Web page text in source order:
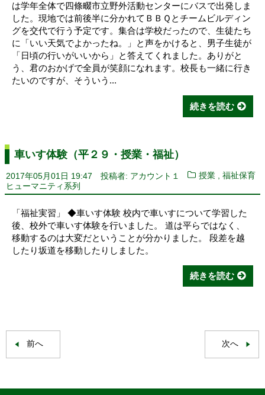
は学年全体で四條畷市立野外活動センターにバスで出発しま
した。現地では前後半に分かれてＢＢＱとチームビルディン
グを交代で行う予定です。集合は学校だったので、生徒たち
に「いい天気でよかったね。」と声をかけると、男子生徒が
「日頃の行いがいいから」と答えてくれました。ありがと
う、君のおかげで全員が笑顔になれます。校長も一緒に行き
たいのですが、そういう...
続きを読む
車いす体験（平２９・授業・福祉）
2017年05月01日 19:47 投稿者: アカウント１ 授業 ,福祉保育
ヒューマニティ系列
「福祉実習」 ◆車いす体験 校内で車いすについて学習した
後、校外で車いす体験を行いました。 道は平らではなく、
移動するのは大変だということが分かりました。 段差を越
したり坂道を移動したりしました。
続きを読む
前へ 次へ